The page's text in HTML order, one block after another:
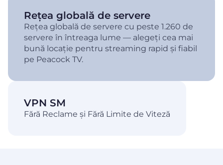
Rețea globală de servere
Rețea globală de servere cu peste 1.260 de
servere în întreaga lume — alegeți cea mai
bună locație pentru streaming rapid și fiabil
pe Peacock TV.
VPN SM
Fără Reclame și Fără Limite de Viteză